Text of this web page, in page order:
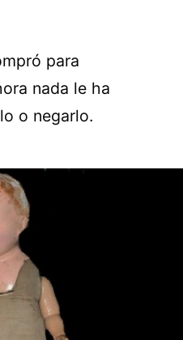
para
nada le ha
o negarlo.